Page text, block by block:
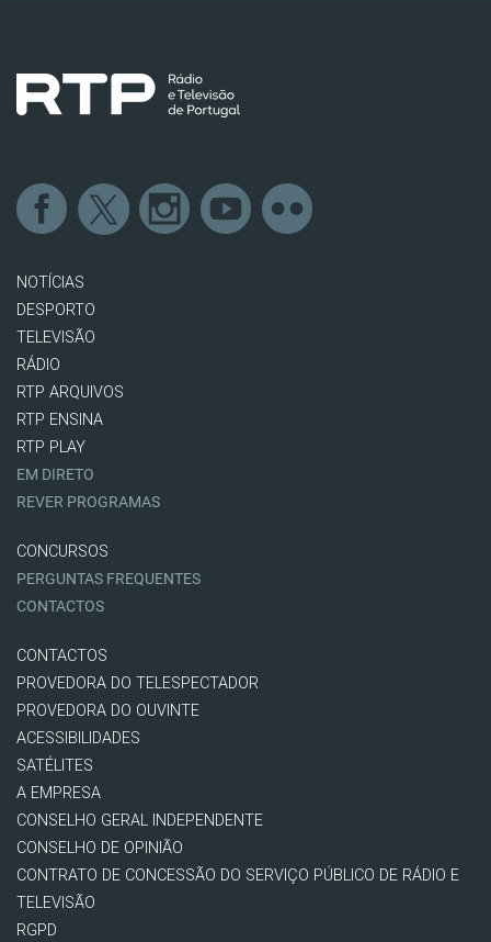
NOTÍCIAS
DESPORTO
TELEVISÃO
RÁDIO
RTP ARQUIVOS
RTP ENSINA
RTP PLAY
EM DIRETO
REVER PROGRAMAS
CONCURSOS
PERGUNTAS FREQUENTES
CONTACTOS
CONTACTOS
PROVEDORA DO TELESPECTADOR
PROVEDORA DO OUVINTE
ACESSIBILIDADES
SATÉLITES
A EMPRESA
CONSELHO GERAL INDEPENDENTE
CONSELHO DE OPINIÃO
CONTRATO DE CONCESSÃO DO SERVIÇO PÚBLICO DE RÁDIO E
TELEVISÃO
RGPD